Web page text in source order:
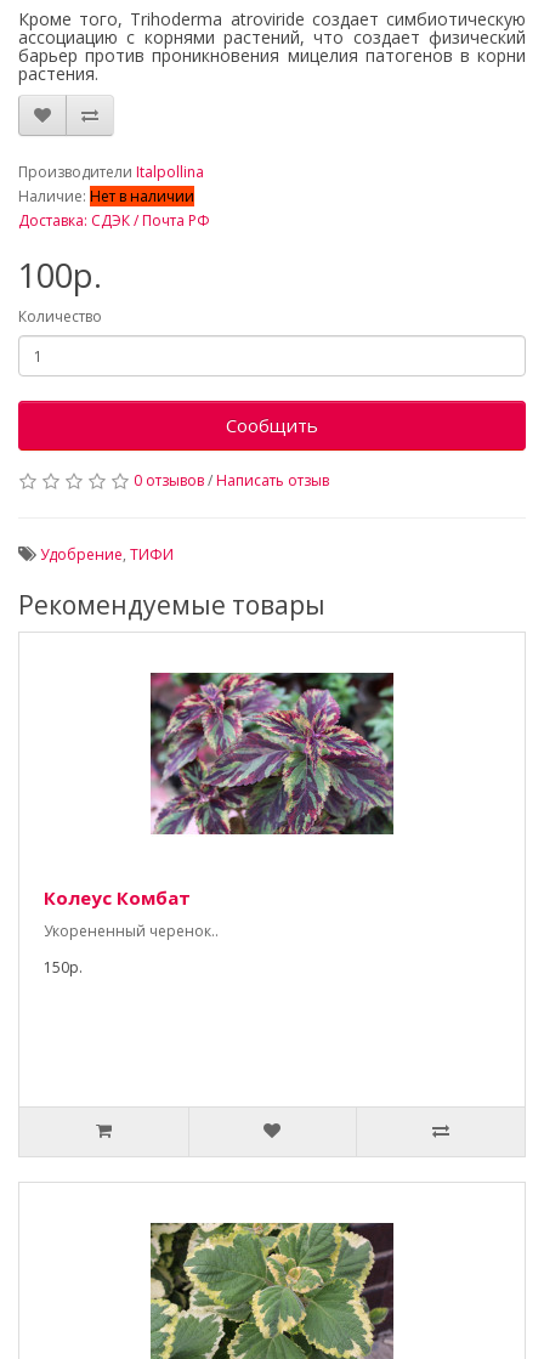
Кроме того, Trihoderma atroviride создает симбиотическую
ассоциацию с корнями растений, что создает физический
барьер против проникновения мицелия патогенов в корни
растения.
Производители Italpollina
Наличие: Нет в наличии
Доставка: СДЭК / Почта РФ
100р.
Количество
Сообщить
0 отзывов/Написать отзыв
Удобрение, ТИФИ
Рекомендуемые товары
Колеус Комбат
Укорененный черенок..
150р.